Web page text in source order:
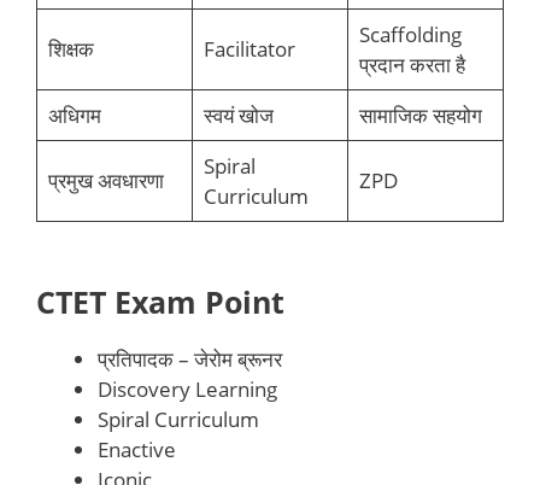
शिक्षक Facilitator
Scaffolding
प्रदान करता है
अधिगम
स्वयं खोज सामाजिक सहयोग
प्रमुख अवधारणा
Spiral
Curriculum
ZPD
CTET Exam Point
प्रतिपादक – जेरोम ब्रूनर
Discovery Learning
Spiral Curriculum
Enactive